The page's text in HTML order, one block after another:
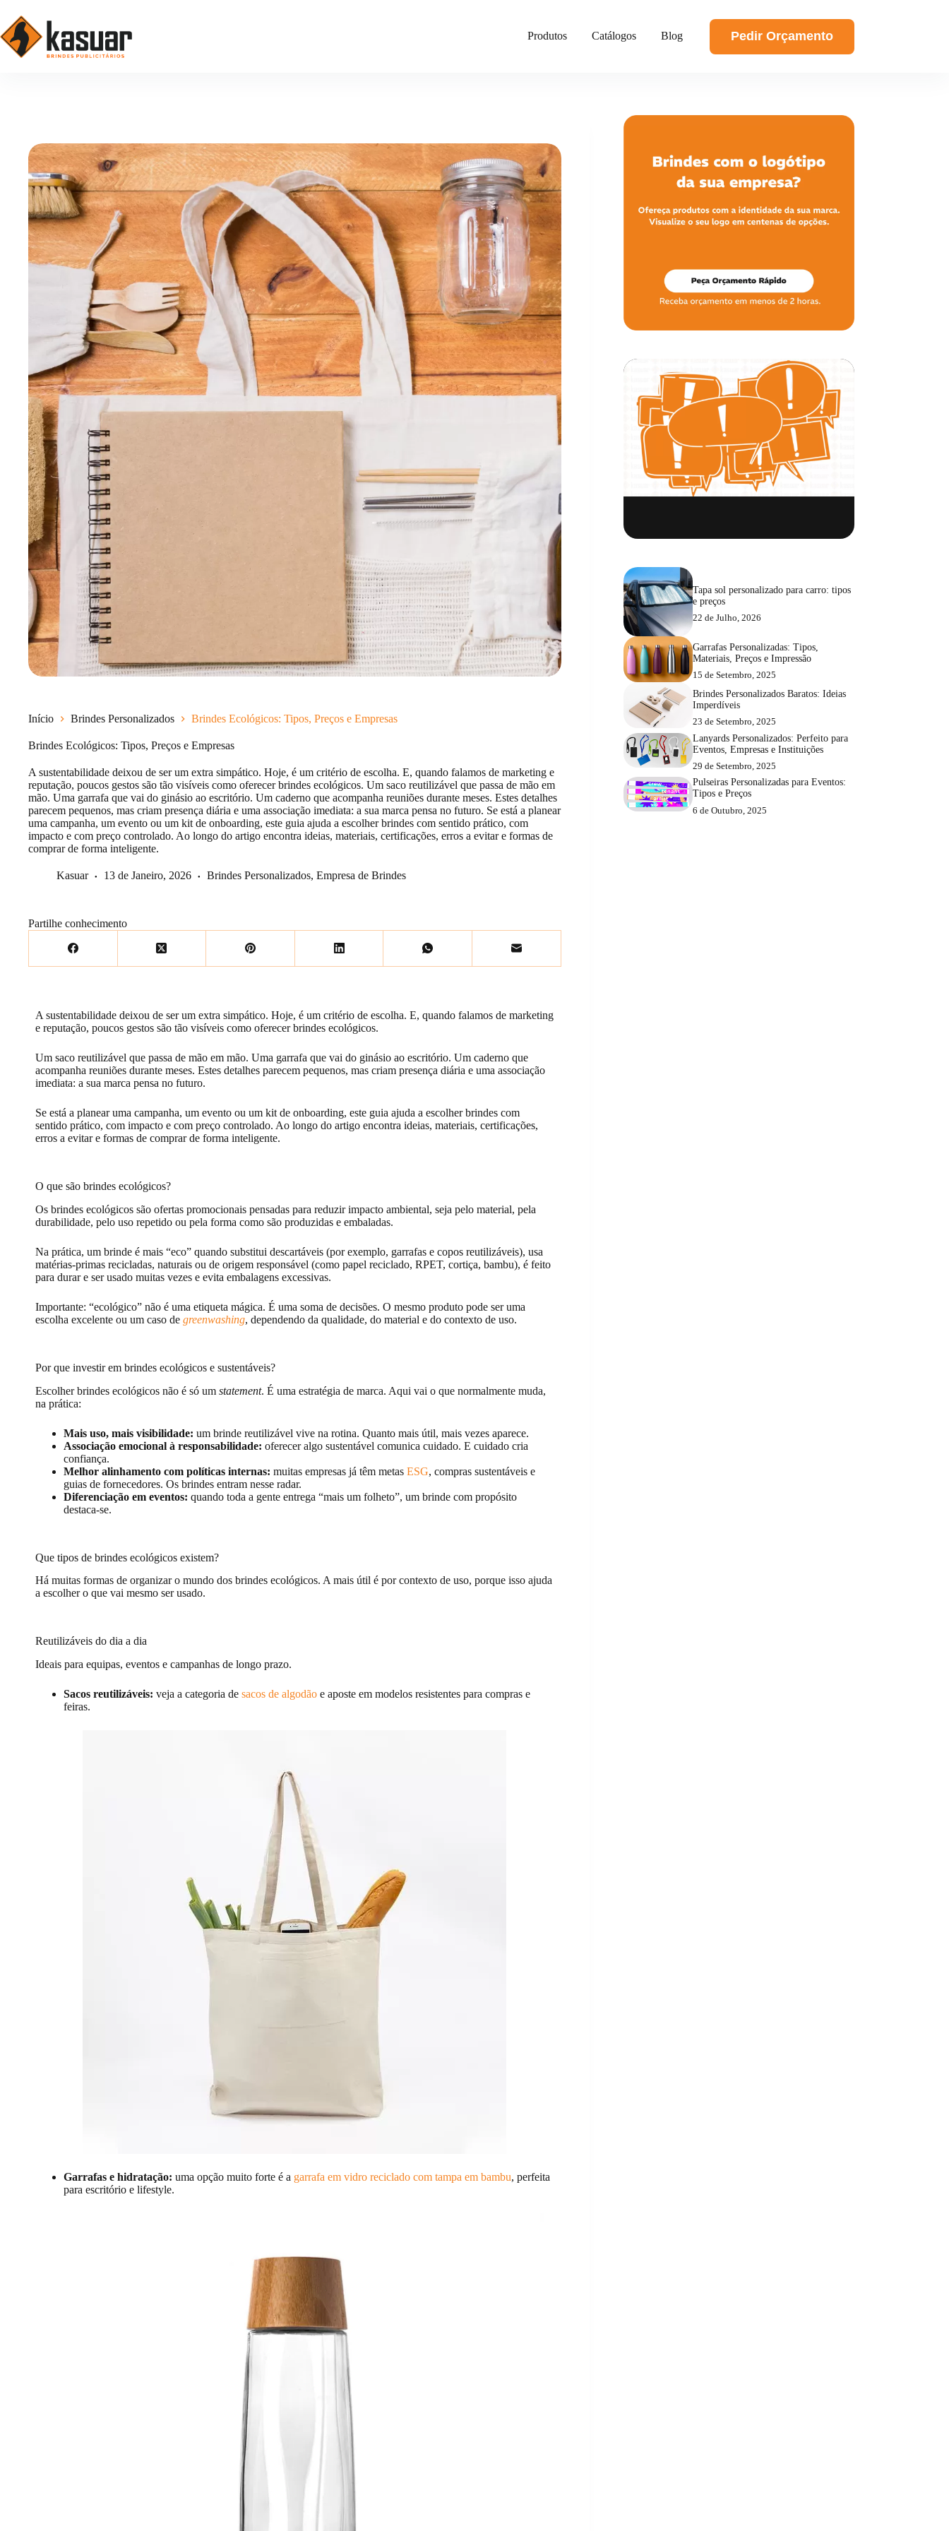
Produtos Catálogos Blog Pedir Orçamento
Início Brindes Personalizados Brindes Ecológicos: Tipos, Preços e Empresas
Brindes Ecológicos: Tipos, Preços e Empresas
A sustentabilidade deixou de ser um extra simpático. Hoje, é um critério de escolha. E, quando falamos de marketing e
reputação, poucos gestos são tão visíveis como oferecer brindes ecológicos. Um saco reutilizável que passa de mão em
mão. Uma garrafa que vai do ginásio ao escritório. Um caderno que acompanha reuniões durante meses. Estes detalhes
parecem pequenos, mas criam presença diária e uma associação imediata: a sua marca pensa no futuro. Se está a planear
uma campanha, um evento ou um kit de onboarding, este guia ajuda a escolher brindes com sentido prático, com
impacto e com preço controlado. Ao longo do artigo encontra ideias, materiais, certificações, erros a evitar e formas de
comprar de forma inteligente.
Kasuar 13 de Janeiro, 2026 Brindes Personalizados, Empresa de Brindes
Partilhe conhecimento
A sustentabilidade deixou de ser um extra simpático. Hoje, é um critério de escolha. E, quando falamos de marketing
e reputação, poucos gestos são tão visíveis como oferecer brindes ecológicos.
Um saco reutilizável que passa de mão em mão. Uma garrafa que vai do ginásio ao escritório. Um caderno que
acompanha reuniões durante meses. Estes detalhes parecem pequenos, mas criam presença diária e uma associação
imediata: a sua marca pensa no futuro.
Se está a planear uma campanha, um evento ou um kit de onboarding, este guia ajuda a escolher brindes com
sentido prático, com impacto e com preço controlado. Ao longo do artigo encontra ideias, materiais, certificações,
erros a evitar e formas de comprar de forma inteligente.
O que são brindes ecológicos?
Os brindes ecológicos são ofertas promocionais pensadas para reduzir impacto ambiental, seja pelo material, pela
durabilidade, pelo uso repetido ou pela forma como são produzidas e embaladas.
Na prática, um brinde é mais “eco” quando substitui descartáveis (por exemplo, garrafas e copos reutilizáveis), usa
matérias-primas recicladas, naturais ou de origem responsável (como papel reciclado, RPET, cortiça, bambu), é feito
para durar e ser usado muitas vezes e evita embalagens excessivas.
Importante: “ecológico” não é uma etiqueta mágica. É uma soma de decisões. O mesmo produto pode ser uma
escolha excelente ou um caso de greenwashing, dependendo da qualidade, do material e do contexto de uso.
Por que investir em brindes ecológicos e sustentáveis?
Escolher brindes ecológicos não é só um statement. É uma estratégia de marca. Aqui vai o que normalmente muda,
na prática:
Mais uso, mais visibilidade: um brinde reutilizável vive na rotina. Quanto mais útil, mais vezes aparece.
Associação emocional à responsabilidade: oferecer algo sustentável comunica cuidado. E cuidado cria
confiança.
Melhor alinhamento com políticas internas: muitas empresas já têm metas ESG, compras sustentáveis e
guias de fornecedores. Os brindes entram nesse radar.
Diferenciação em eventos: quando toda a gente entrega “mais um folheto”, um brinde com propósito
destaca-se.
Que tipos de brindes ecológicos existem?
Há muitas formas de organizar o mundo dos brindes ecológicos. A mais útil é por contexto de uso, porque isso ajuda
a escolher o que vai mesmo ser usado.
Reutilizáveis do dia a dia
Ideais para equipas, eventos e campanhas de longo prazo.
Sacos reutilizáveis: veja a categoria de sacos de algodão e aposte em modelos resistentes para compras e
feiras.
Garrafas e hidratação: uma opção muito forte é a garrafa em vidro reciclado com tampa em bambu, perfeita
para escritório e lifestyle.
Tapa sol personalizado para carro: tipos
e preços
22 de Julho, 2026
Garrafas Personalizadas: Tipos,
Materiais, Preços e Impressão
15 de Setembro, 2025
Brindes Personalizados Baratos: Ideias
Imperdíveis
23 de Setembro, 2025
Lanyards Personalizados: Perfeito para
Eventos, Empresas e Instituições
29 de Setembro, 2025
Pulseiras Personalizadas para Eventos:
Tipos e Preços
6 de Outubro, 2025